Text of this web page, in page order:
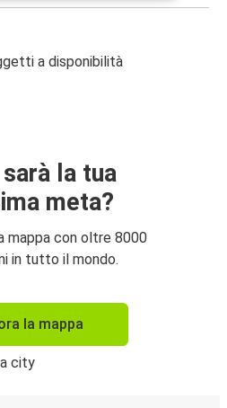
a disponibilità
la tua
meta?
mappa con oltre 8000
in tutto il mondo.
la mappa